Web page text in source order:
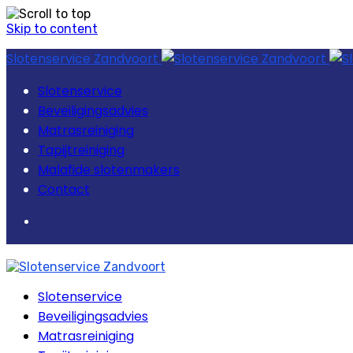
Skip to content
Slotenservice Zandvoort
Slotenservice
Beveiligingsadvies
Matrasreiniging
Tapijtreiniging
Malafide slotenmakers
Contact
Slotenservice
Beveiligingsadvies
Matrasreiniging